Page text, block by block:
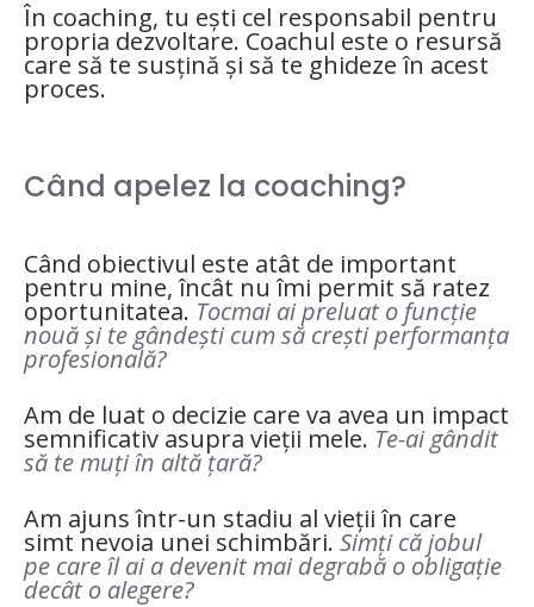
În coaching, tu ești cel responsabil pentru
propria dezvoltare. Coachul este o resursă
care să te susțină și să te ghideze în acest
proces.
Când apelez la coaching?
Când obiectivul este atât de important
pentru mine, încât nu îmi permit să ratez
oportunitatea. Tocmai ai preluat o funcție
nouă și te gândești cum să crești performanța
profesională?
Am de luat o decizie care va avea un impact
semnificativ asupra vieții mele. Te-ai gândit
să te muți în altă țară?
Am ajuns într-un stadiu al vieții în care
simt nevoia unei schimbări. Simți că jobul
pe care îl ai a devenit mai degrabă o obligație
decât o alegere?